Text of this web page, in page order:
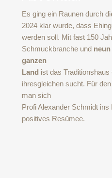
Es ging ein Raunen durch
2024 klar wurde, dass
werden soll. Mit fast 150
Schmuckbranche und
ganzen
Land ist das
ihresgleichen sucht. Für
man sich
Profi Alexander Schmidt
positives Resümee.